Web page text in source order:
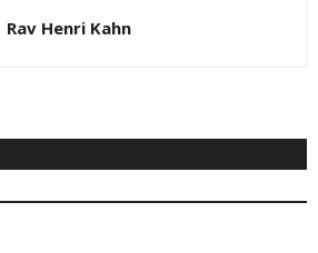
Rav Henri Kahn